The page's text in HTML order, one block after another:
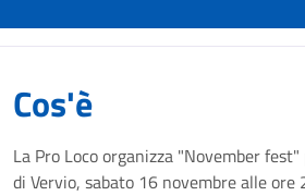
Cos'è
La Pro Loco organizza "November
di Vervio, sabato 16 novembre alle ore